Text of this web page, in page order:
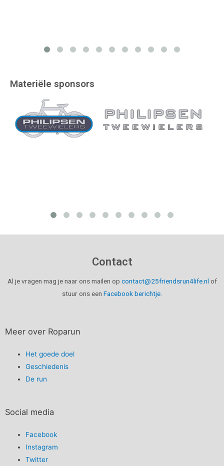
Materiële sponsors
Contact
Al je vragen mag je naar ons mailen op contact@25friendsrun4life.nl of
stuur ons een Facebook berichtje
Meer over Roparun
Het goede doel
Geschiedenis
De run
Social media
Facebook
Instagram
Twitter